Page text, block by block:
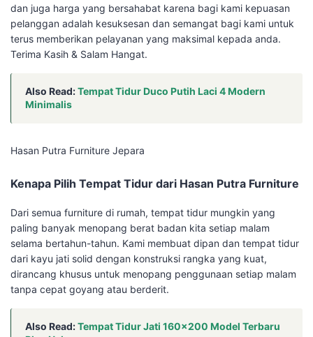
dan juga harga yang bersahabat karena bagi kami kepuasan
pelanggan adalah kesuksesan dan semangat bagi kami untuk
terus memberikan pelayanan yang maksimal kepada anda.
Terima Kasih & Salam Hangat.
Also Read:Tempat Tidur Duco Putih Laci 4 Modern
Minimalis
Hasan Putra Furniture Jepara
Kenapa Pilih Tempat Tidur dari Hasan Putra Furniture
Dari semua furniture di rumah, tempat tidur mungkin yang
paling banyak menopang berat badan kita setiap malam
selama bertahun-tahun. Kami membuat dipan dan tempat tidur
dari kayu jati solid dengan konstruksi rangka yang kuat,
dirancang khusus untuk menopang penggunaan setiap malam
tanpa cepat goyang atau berderit.
Also Read:Tempat Tidur Jati 160×200 Model Terbaru